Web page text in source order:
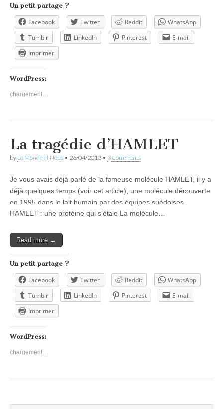
Un petit partage ?
Facebook Twitter Reddit
WhatsApp
Tumblr
LinkedIn Pinterest
E-mail
Imprimer
WordPress:
chargement…
La tragédie d’HAMLET
by Le Monde et Nous • 26/04/2013 • 3 Comments
Je vous avais déjà parlé de la fameuse molécule HAMLET, il y a
déjà quelques temps (voir cet article), une molécule découverte
en 1995 dans le lait humain par des équipes suédoises .
HAMLET : une protéine qui s’étale La molécule…
Read more →
Un petit partage ?
Facebook Twitter Reddit
WhatsApp
Tumblr
LinkedIn Pinterest
E-mail
Imprimer
WordPress:
chargement…